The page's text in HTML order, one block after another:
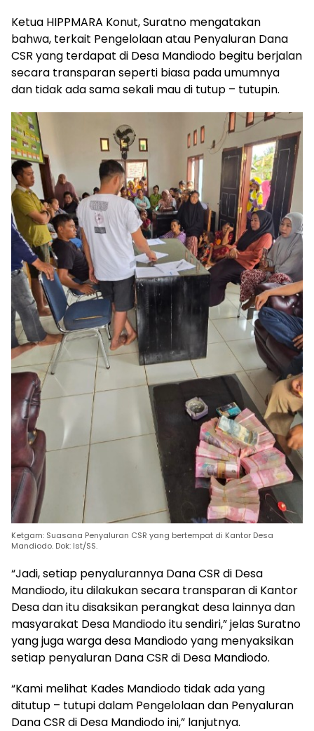
Ketua HIPPMARA Konut, Suratno mengatakan
bahwa, terkait Pengelolaan atau Penyaluran Dana
CSR yang terdapat di Desa Mandiodo begitu berjalan
secara transparan seperti biasa pada umumnya
dan tidak ada sama sekali mau di tutup – tutupin.
Ketgam: Suasana Penyaluran CSR yang bertempat di Kantor Desa
Mandiodo. Dok: Ist/SS.
“Jadi, setiap penyalurannya Dana CSR di Desa
Mandiodo, itu dilakukan secara transparan di Kantor
Desa dan itu disaksikan perangkat desa lainnya dan
masyarakat Desa Mandiodo itu sendiri,” jelas Suratno
yang juga warga desa Mandiodo yang menyaksikan
setiap penyaluran Dana CSR di Desa Mandiodo.
“Kami melihat Kades Mandiodo tidak ada yang
ditutup – tutupi dalam Pengelolaan dan Penyaluran
Dana CSR di Desa Mandiodo ini,” lanjutnya.